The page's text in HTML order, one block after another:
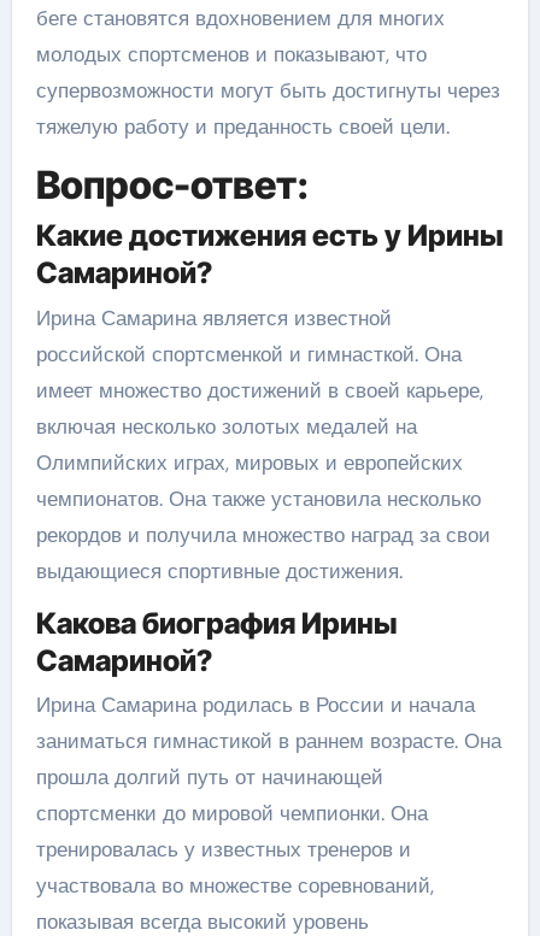
беге становятся вдохновением для многих
молодых спортсменов и показывают, что
супервозможности могут быть достигнуты через
тяжелую работу и преданность своей цели.
Вопрос-ответ:
Какие достижения есть у Ирины
Самариной?
Ирина Самарина является известной
российской спортсменкой и гимнасткой. Она
имеет множество достижений в своей карьере,
включая несколько золотых медалей на
Олимпийских играх, мировых и европейских
чемпионатов. Она также установила несколько
рекордов и получила множество наград за свои
выдающиеся спортивные достижения.
Какова биография Ирины
Самариной?
Ирина Самарина родилась в России и начала
заниматься гимнастикой в раннем возрасте. Она
прошла долгий путь от начинающей
спортсменки до мировой чемпионки. Она
тренировалась у известных тренеров и
участвовала во множестве соревнований,
показывая всегда высокий уровень